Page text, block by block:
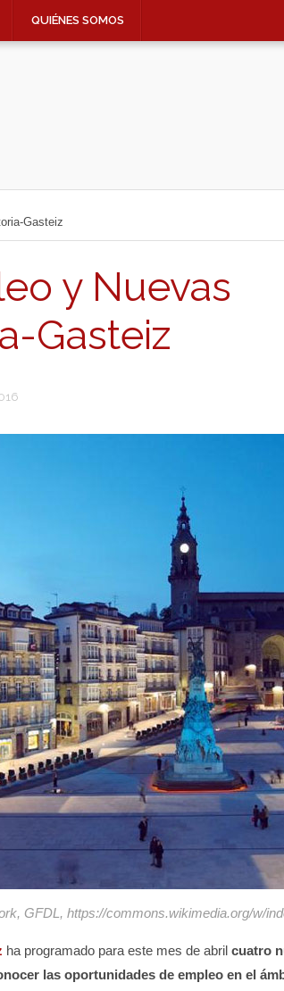
QUIÉNES SOMOS
Gasteiz
y Nuevas
Gasteiz
GFDL, https://commons.wikimedia.org/w/
ha programado para este mes de abril cuatro
las oportunidades de empleo en el